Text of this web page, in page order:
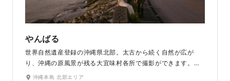
やんばる
世界自然遺産登録の沖縄県北部。太古から続く自然が広が
り、沖縄の原風景が残る大宜味村各所で撮影ができます。朝
の連ドラの舞台にもなった「やんばる」は、手付かずの自然が
沖縄本島 北部エリア